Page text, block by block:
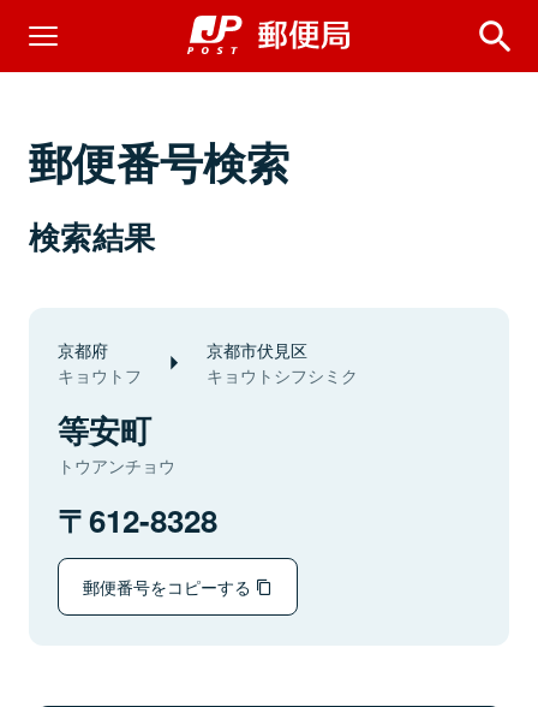
郵便番号検索
検索結果
京都府
キョウトフ
京都市伏見区
キョウトシフシミク
等安町
トウアンチョウ
612-8328
郵便番号をコピーする